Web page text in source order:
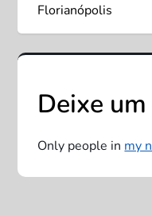
e
g
a
ç
ã
Florianópolis
Deixe
Only people in my